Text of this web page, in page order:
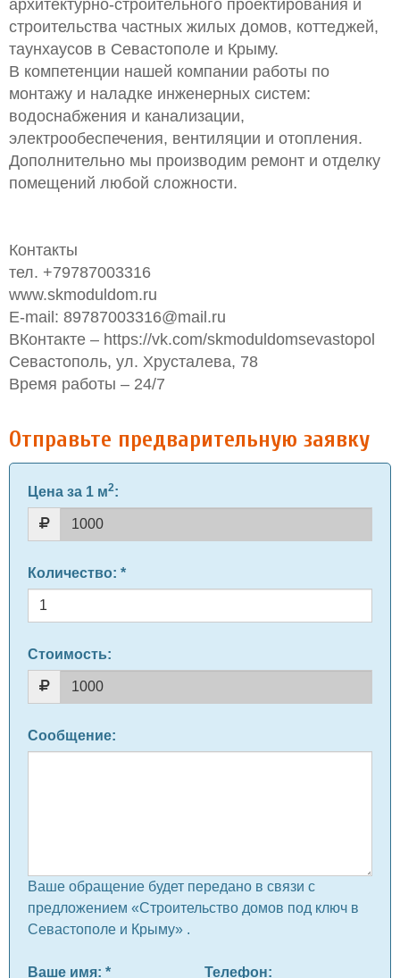
архитектурно-строительного проектирования и
строительства частных жилых домов, коттеджей,
таунхаусов в Севастополе и Крыму.
В компетенции нашей компании работы по
монтажу и наладке инженерных систем:
водоснабжения и канализации,
электрообеспечения, вентиляции и отопления.
Дополнительно мы производим ремонт и отделку
помещений любой сложности.
Контакты
тел. +79787003316
www.skmoduldom.ru
Е-mail: 89787003316@mail.ru
ВКонтакте – https://vk.com/skmoduldomsevastopol
Севастополь, ул. Хрусталева, 78
Время работы – 24/7
Отправьте предварительную заявку
Цена за 1 м2:
Количество: *
Стоимость:
Сообщение:
Ваше обращение будет передано в связи с
предложением «Строительство домов под ключ в
Севастополе и Крыму» .
Ваше имя: * Телефон: